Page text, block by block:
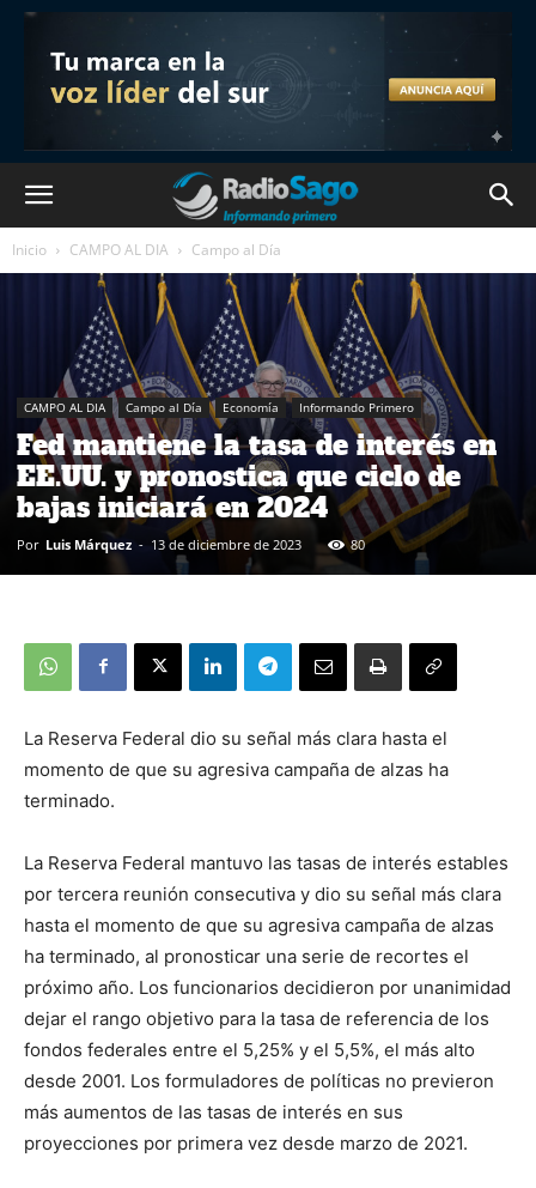
Inicio CAMPO AL DIA Campo al Día
CAMPO AL DIA Campo al Día Economía Informando Primero
Fed mantiene la tasa de interés en
EE.UU. y pronostica que ciclo de
bajas iniciará en 2024
Por Luis Márquez - 13 de diciembre de 2023 80
La Reserva Federal dio su señal más clara hasta el
momento de que su agresiva campaña de alzas ha
terminado.
La Reserva Federal mantuvo las tasas de interés estables
por tercera reunión consecutiva y dio su señal más clara
hasta el momento de que su agresiva campaña de alzas
ha terminado, al pronosticar una serie de recortes el
próximo año. Los funcionarios decidieron por unanimidad
dejar el rango objetivo para la tasa de referencia de los
fondos federales entre el 5,25% y el 5,5%, el más alto
desde 2001. Los formuladores de políticas no previeron
más aumentos de las tasas de interés en sus
proyecciones por primera vez desde marzo de 2021.